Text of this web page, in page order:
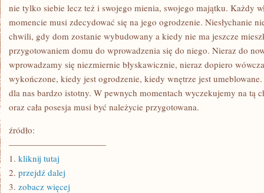
nie tylko siebie lecz też i swojego mienia, swojego majątku. Każdy
momencie musi zdecydować się na jego ogrodzenie. Niesłychanie
chwili, gdy dom zostanie wybudowany a kiedy nie ma jeszcze
przygotowaniem domu do wprowadzenia się do niego. Nieraz do
wprowadzamy się niezmiernie błyskawicznie, nieraz dopiero
wykończone, kiedy jest ogrodzenie, kiedy wnętrze jest
dla nas bardzo istotny. W pewnych momentach wyczekujemy na tą
oraz cała posesja musi być należycie przygotowana.
źródło:
———————————
1. kliknij tutaj
2. przejdź dalej
3. zobacz więcej